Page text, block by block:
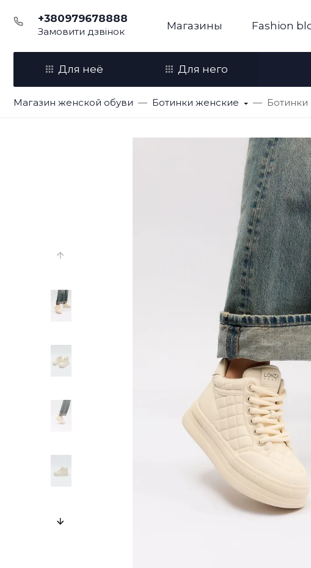
+380979678888
Замовити дзвінок Магазины Fashion
Для неё Для него
Магазин женской обуви Ботинки женские Ботинки